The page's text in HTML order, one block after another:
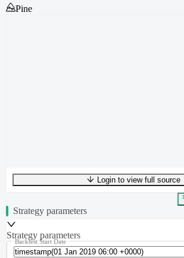
Pine
UTF-8412 bytes71 words0 linesLn 1,Col 0
Login to view full source
Strategy parameters
Strategy parameters
Backtest Start Date